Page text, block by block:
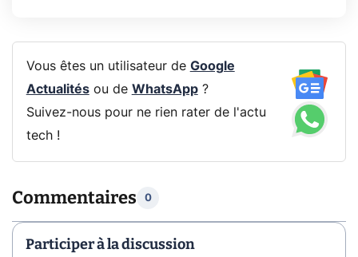
Vous êtes un utilisateur de Google
Actualitésou de WhatsApp?
Suivez-nous pour ne rien rater de l'actu
tech !
Commentaires 0
Participer à la discussion